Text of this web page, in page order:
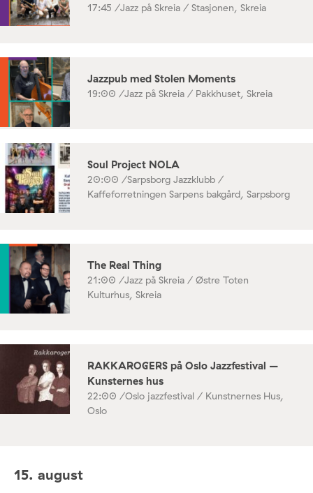
17:45 /Jazz på Skreia / Stasjonen, Skreia
Jazzpub med Stolen Moments
19:00 /Jazz på Skreia / Pakkhuset, Skreia
Soul Project NOLA
20:00 /Sarpsborg Jazzklubb /
Kaffeforretningen Sarpens bakgård, Sarpsborg
The Real Thing
21:00 /Jazz på Skreia / Østre Toten
Kulturhus, Skreia
RAKKAROGERS på Oslo Jazzfestival –
Kunsternes hus
22:00 /Oslo jazzfestival / Kunstnernes Hus,
Oslo
15. august